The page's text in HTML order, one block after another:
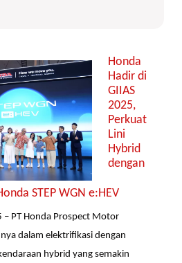
Honda
Hadir di
GIIAS
2025,
Perkuat
Lini
Hybrid
dengan
STEP WGN e:HEV
– PT Honda Prospect Motor
dalam elektrifikasi dengan
hybrid yang semakin